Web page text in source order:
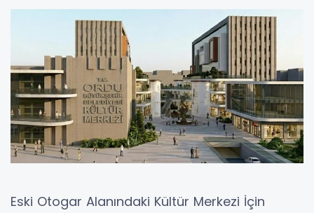
Eski Otogar Alanındaki Kültür Merkezi İçin